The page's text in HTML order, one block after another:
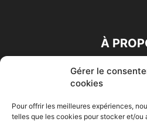
Gérer le
cookies
Pour offrir les meilleures expériences,
telles que les cookies pour stocker et/ou
À
SUIVEZ